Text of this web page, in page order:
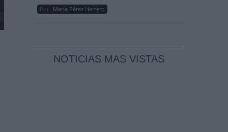
Por María Pérez Herrero
NOTICIAS MAS VISTAS